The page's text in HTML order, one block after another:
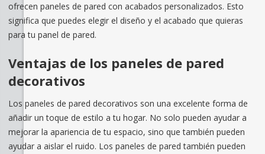
ofrecen paneles de pared con acabados personalizados. Esto
significa que puedes elegir el diseño y el acabado que quieras
para tu panel de pared.
Ventajas de los paneles de pared
decorativos
Los paneles de pared decorativos son una excelente forma de
añadir un toque de estilo a tu hogar. No solo pueden ayudar a
mejorar la apariencia de tu espacio, sino que también pueden
ayudar a aislar el ruido. Los paneles de pared también pueden